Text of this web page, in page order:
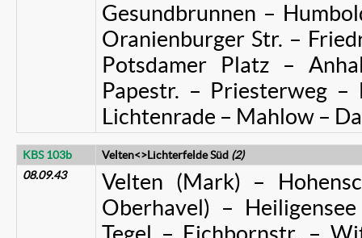
Gesundbrunnen –
Oranienburger Str. –
Potsdamer Platz –
Papestr. – Priesterweg
Lichtenrade – Mahlow –
KBS 103b Velten<>Lichterfelde Süd (2)
08.09.43
Velten (Mark) –
Oberhavel) –
Tegel – Eichbornstr. –